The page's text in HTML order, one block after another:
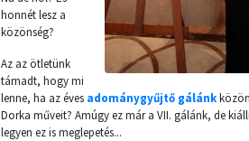
honnét lesz a
közönség?
Az az ötletünk
támadt, hogy mi
lenne, ha az éves adománygyűjtő gálánk
Dorka műveit? Amúgy ez már a VII. gálánk, de
legyen ez is meglepetés...